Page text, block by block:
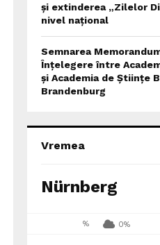
și extinderea „Zilelor
nivel național
Semnarea
Înțelegere între
și Academia de Științe
Brandenburg
Vremea
Nürnberg
% 0%